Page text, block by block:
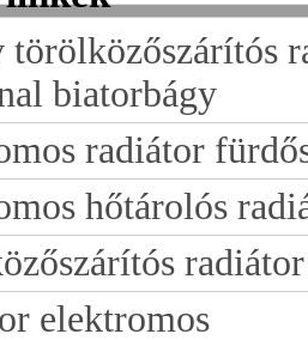
biatorbágy
radiátor
hőtárolós
radiátor
elektromos